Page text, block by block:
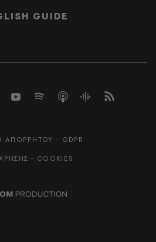
GUIDE
ΑΠΟΡΡΗΤΟΥ - GDPR
- COOKIES